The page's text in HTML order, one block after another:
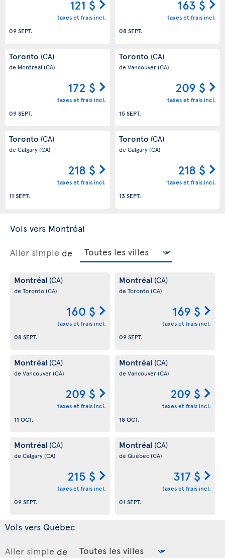
121 $
taxes et frais incl.
09 SEPT.
163 $
taxes et frais incl.
08 SEPT.
Toronto (CA)
de Montréal(CA)
172 $
taxes et frais incl.
09 SEPT.
Toronto (CA)
de Vancouver(CA)
209 $
taxes et frais incl.
15 SEPT.
Toronto (CA)
de Calgary(CA)
218 $
taxes et frais incl.
11 SEPT.
Toronto (CA)
de Calgary(CA)
218 $
taxes et frais incl.
13 SEPT.
Vols vers Montréal
Aller simple de
Montréal (CA)
de Toronto(CA)
160 $
taxes et frais incl.
08 SEPT.
Montréal (CA)
de Toronto(CA)
169 $
taxes et frais incl.
09 SEPT.
Montréal (CA)
de Vancouver(CA)
209 $
taxes et frais incl.
11 OCT.
Montréal (CA)
de Vancouver(CA)
209 $
taxes et frais incl.
18 OCT.
Montréal (CA)
de Calgary(CA)
215 $
taxes et frais incl.
09 SEPT.
Montréal (CA)
de Québec(CA)
317 $
taxes et frais incl.
01 SEPT.
Vols vers Québec
Aller simple de